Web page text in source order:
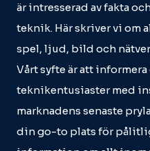
är intresserad av fakta
teknik. Här skriver vi om
spel, ljud, bild och
Vårt syfte är att
teknikentusiaster med
marknadens senaste
din go-to plats för